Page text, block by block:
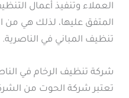
العملاء وتنفيذ أعمال
المتفق عليها، لذلك هي من
تنظيف المباني في الناصرية.
شركة تنظيف الرخام في
تعتبر شركة الحوت من